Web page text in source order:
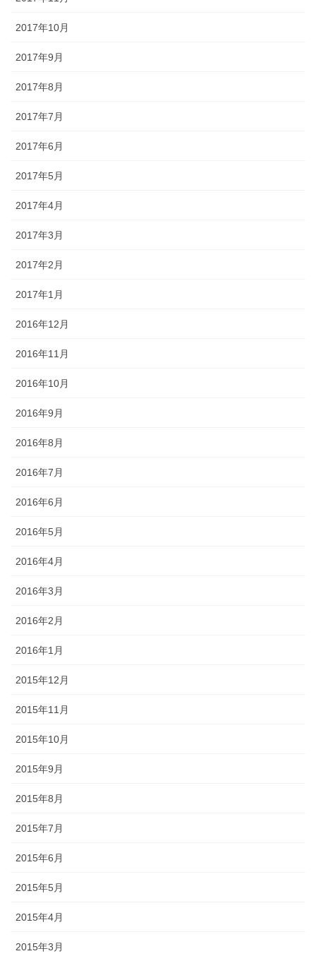
2017年10月
2017年9月
2017年8月
2017年7月
2017年6月
2017年5月
2017年4月
2017年3月
2017年2月
2017年1月
2016年12月
2016年11月
2016年10月
2016年9月
2016年8月
2016年7月
2016年6月
2016年5月
2016年4月
2016年3月
2016年2月
2016年1月
2015年12月
2015年11月
2015年10月
2015年9月
2015年8月
2015年7月
2015年6月
2015年5月
2015年4月
2015年3月